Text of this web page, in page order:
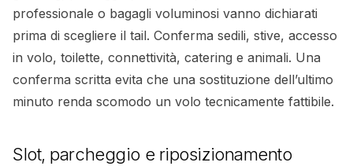
professionale o bagagli voluminosi vanno dichiarati
prima di scegliere il tail. Conferma sedili, stive, accesso
in volo, toilette, connettività, catering e animali. Una
conferma scritta evita che una sostituzione dell’ultimo
minuto renda scomodo un volo tecnicamente fattibile.
Slot, parcheggio e riposizionamento